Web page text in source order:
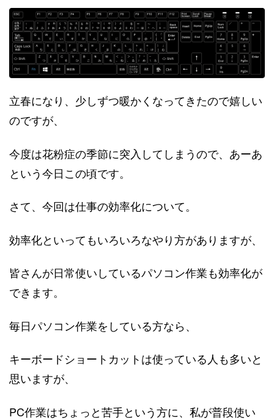
立春になり、少しずつ暖かくなってきたので嬉しい
のですが、
今度は花粉症の季節に突入してしまうので、あーあ
という今日この頃です。
さて、今回は仕事の効率化について。
効率化といってもいろいろなやり方がありますが、
皆さんが日常使いしているパソコン作業も効率化が
できます。
毎日パソコン作業をしている方なら、
キーボードショートカットは使っている人も多いと
思いますが、
PC作業はちょっと苦手という方に、私が普段使い